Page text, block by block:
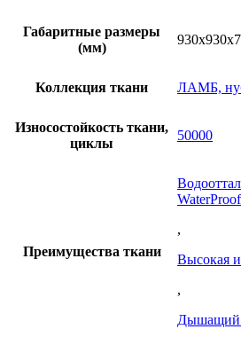
Габаритные размеры
(мм)
Коллекция ткани ЛАМБ,
Износостойкость ткани,
циклы
50000
Преимущества ткани
WaterProof
,
Высокая
,
Дышащий